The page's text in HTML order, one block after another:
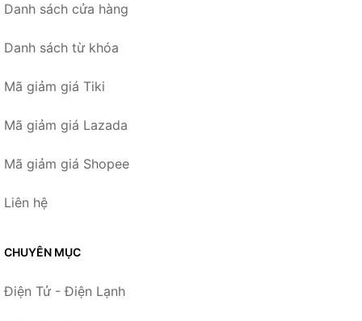
Danh sách cửa hàng
Danh sách từ khóa
Mã giảm giá Tiki
Mã giảm giá Lazada
Mã giảm giá Shopee
Liên hệ
CHUYÊN MỤC
Điện Tử - Điện Lạnh